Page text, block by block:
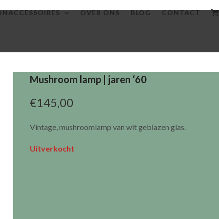
OVER ONS BLOG CONTACT
Mushroom lamp | jaren ‘60
€145,00
Vintage, mushroomlamp van wit geblazen glas.
Uitverkocht